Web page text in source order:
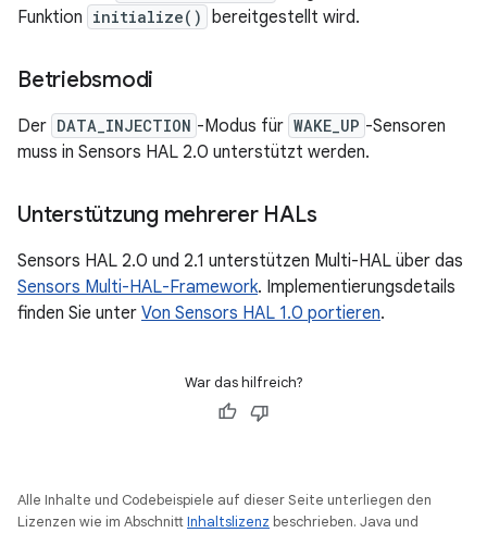
Funktion initialize() bereitgestellt wird.
Betriebsmodi
Der DATA_INJECTION -Modus für WAKE_UP -Sensoren
muss in Sensors HAL 2.0 unterstützt werden.
Unterstützung mehrerer HALs
Sensors HAL 2.0 und 2.1 unterstützen Multi-HAL über das
Sensors Multi-HAL-Framework. Implementierungsdetails
finden Sie unter Von Sensors HAL 1.0 portieren.
War das hilfreich?
Alle Inhalte und Codebeispiele auf dieser Seite unterliegen den
Lizenzen wie im AbschnittInhaltslizenz beschrieben. Java und